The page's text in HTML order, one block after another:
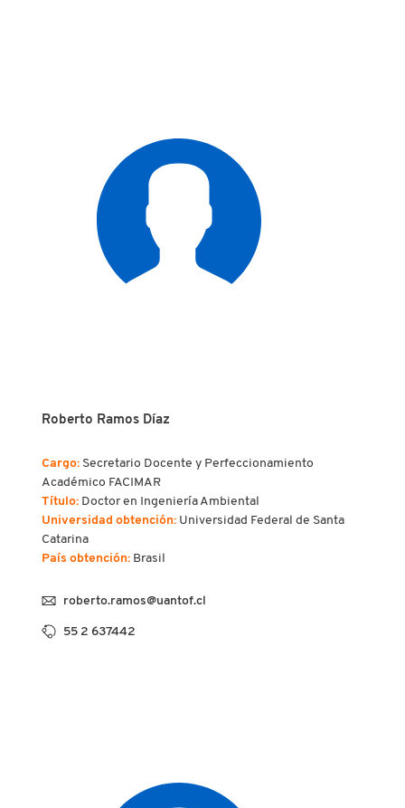
Roberto Ramos Díaz
Cargo: Secretario Docente y Perfeccionamiento
Académico FACIMAR
Título: Doctor en Ingeniería Ambiental
Universidad obtención: Universidad Federal de Santa
Catarina
País obtención: Brasil
roberto.ramos@uantof.cl
55 2 637442